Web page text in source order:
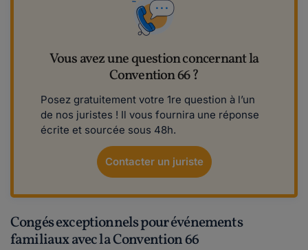
Vous avez une question concernant la
Convention 66 ?
Posez gratuitement votre 1re question à l’un
de nos juristes ! Il vous fournira une réponse
écrite et sourcée sous 48h.
Contacter un juriste
Congés exceptionnels pour événements
familiaux avec la Convention 66